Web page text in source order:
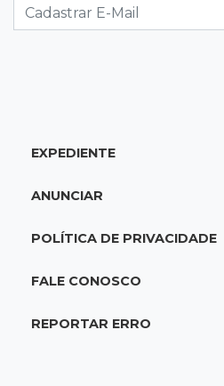
Esquece de farmar aura:
tráfico de cocaína
10:45Economia verde
EXPEDIENTE
ANUNCIAR
POLÍTICA DE PRIVACIDADE
FALE CONOSCO
REPORTAR ERRO